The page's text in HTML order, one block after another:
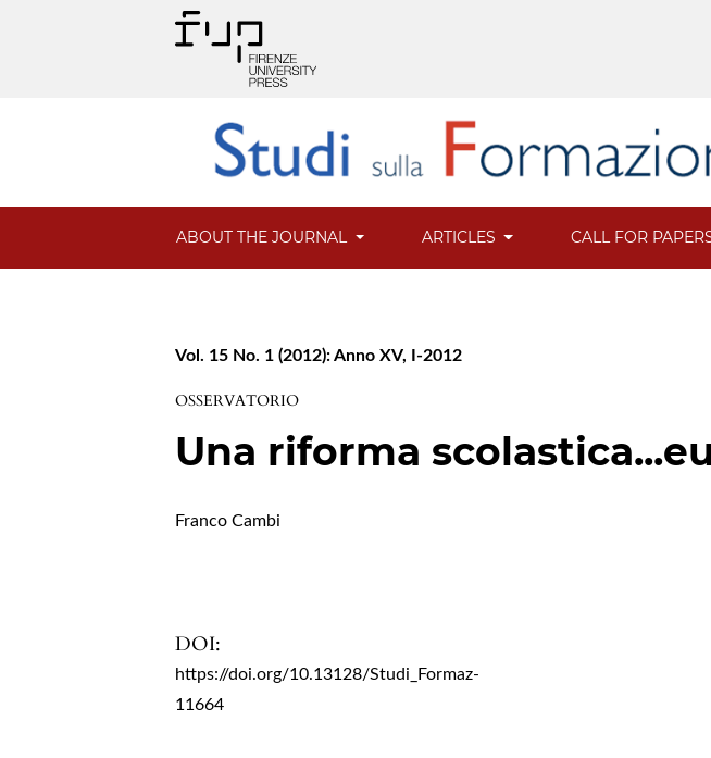
ABOUT THE JOURNAL ARTICLES CALL FOR
Vol. 15 No. 1 (2012): Anno XV, I-2012
OSSERVATORIO
Una riforma
Franco Cambi
DOI:
https://doi.org/10.13128/Studi_Formaz-
11664